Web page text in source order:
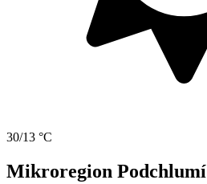
30/13 °C
Mikroregion Podchlumí